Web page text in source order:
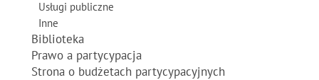
Usługi publiczne
Inne
Biblioteka
Prawo a partycypacja
Strona o budżetach partycypacyjnych